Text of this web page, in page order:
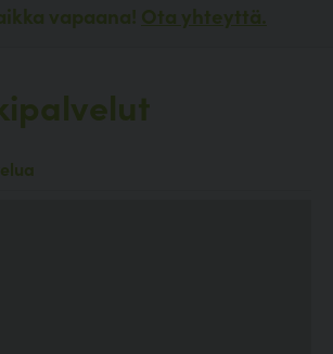
vapaana! Ota yhteyttä.